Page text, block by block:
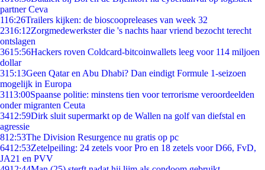
partner Ceva
116:26Trailers kijken: de bioscoopreleases van week 32
2316:12Zorgmedewerkster die 's nachts haar vriend bezocht terecht
ontslagen
3615:56Hackers roven Coldcard-bitcoinwallets leeg voor 114 miljoen
dollar
315:13Geen Qatar en Abu Dhabi? Dan eindigt Formule 1-seizoen
mogelijk in Europa
3113:00Spaanse politie: minstens tien voor terrorisme veroordeelden
onder migranten Ceuta
3412:59Dirk sluit supermarkt op de Wallen na golf van diefstal en
agressie
812:53The Division Resurgence nu gratis op pc
6412:53Zetelpeiling: 24 zetels voor Pro en 18 zetels voor D66, FvD,
JA21 en PVV